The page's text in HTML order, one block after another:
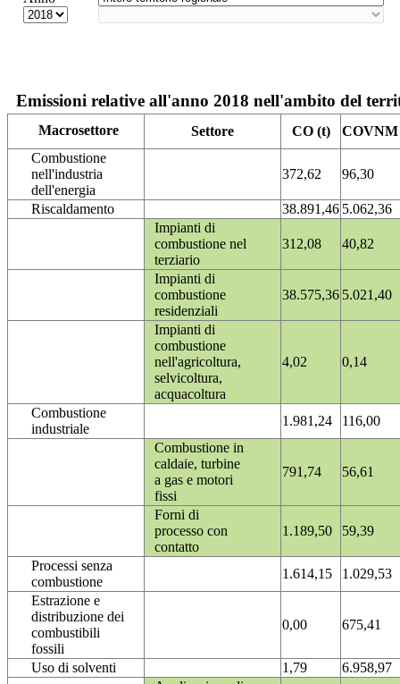
Emissioni relative all'anno 2018 nell'ambito del
Macrosettore Settore CO (t)
COVNM
Combustione
nell'industria
dell'energia
372,62 96,30
Riscaldamento 38.891,46 5.062,36
Impianti di
combustione nel
terziario
312,08 40,82
Impianti di
combustione
residenziali
38.575,36 5.021,40
Impianti di
combustione
nell'agricoltura,
selvicoltura,
acquacoltura
4,02 0,14
Combustione
industriale
1.981,24
116,00
Combustione in
caldaie, turbine
a gas e motori
fissi
791,74 56,61
Forni di
processo con
contatto
1.189,50 59,39
Processi senza
combustione
1.614,15
1.029,53
Estrazione e
distribuzione dei
combustibili
fossili
0,00 675,41
Uso di solventi 1,79
6.958,97